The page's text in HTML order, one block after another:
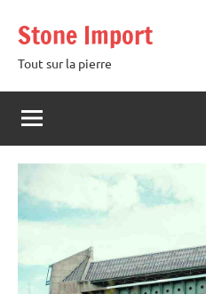
contenu
Stone Import
Tout sur la pierre